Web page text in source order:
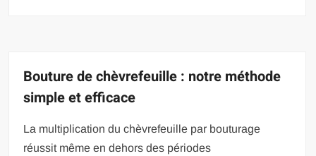
Bouture de chèvrefeuille : notre méthode
simple et efficace
La multiplication du chèvrefeuille par bouturage
réussit même en dehors des périodes